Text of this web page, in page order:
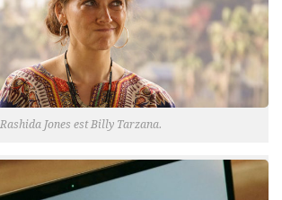
Rashida Jones est Billy Tarzana.